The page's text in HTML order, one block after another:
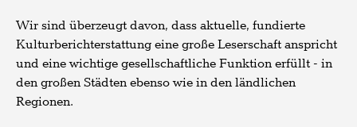
Wir sind überzeugt davon, dass aktuelle, fundierte
Kulturberichterstattung eine große Leserschaft anspricht
und eine wichtige gesellschaftliche Funktion erfüllt - in
den großen Städten ebenso wie in den ländlichen
Regionen.